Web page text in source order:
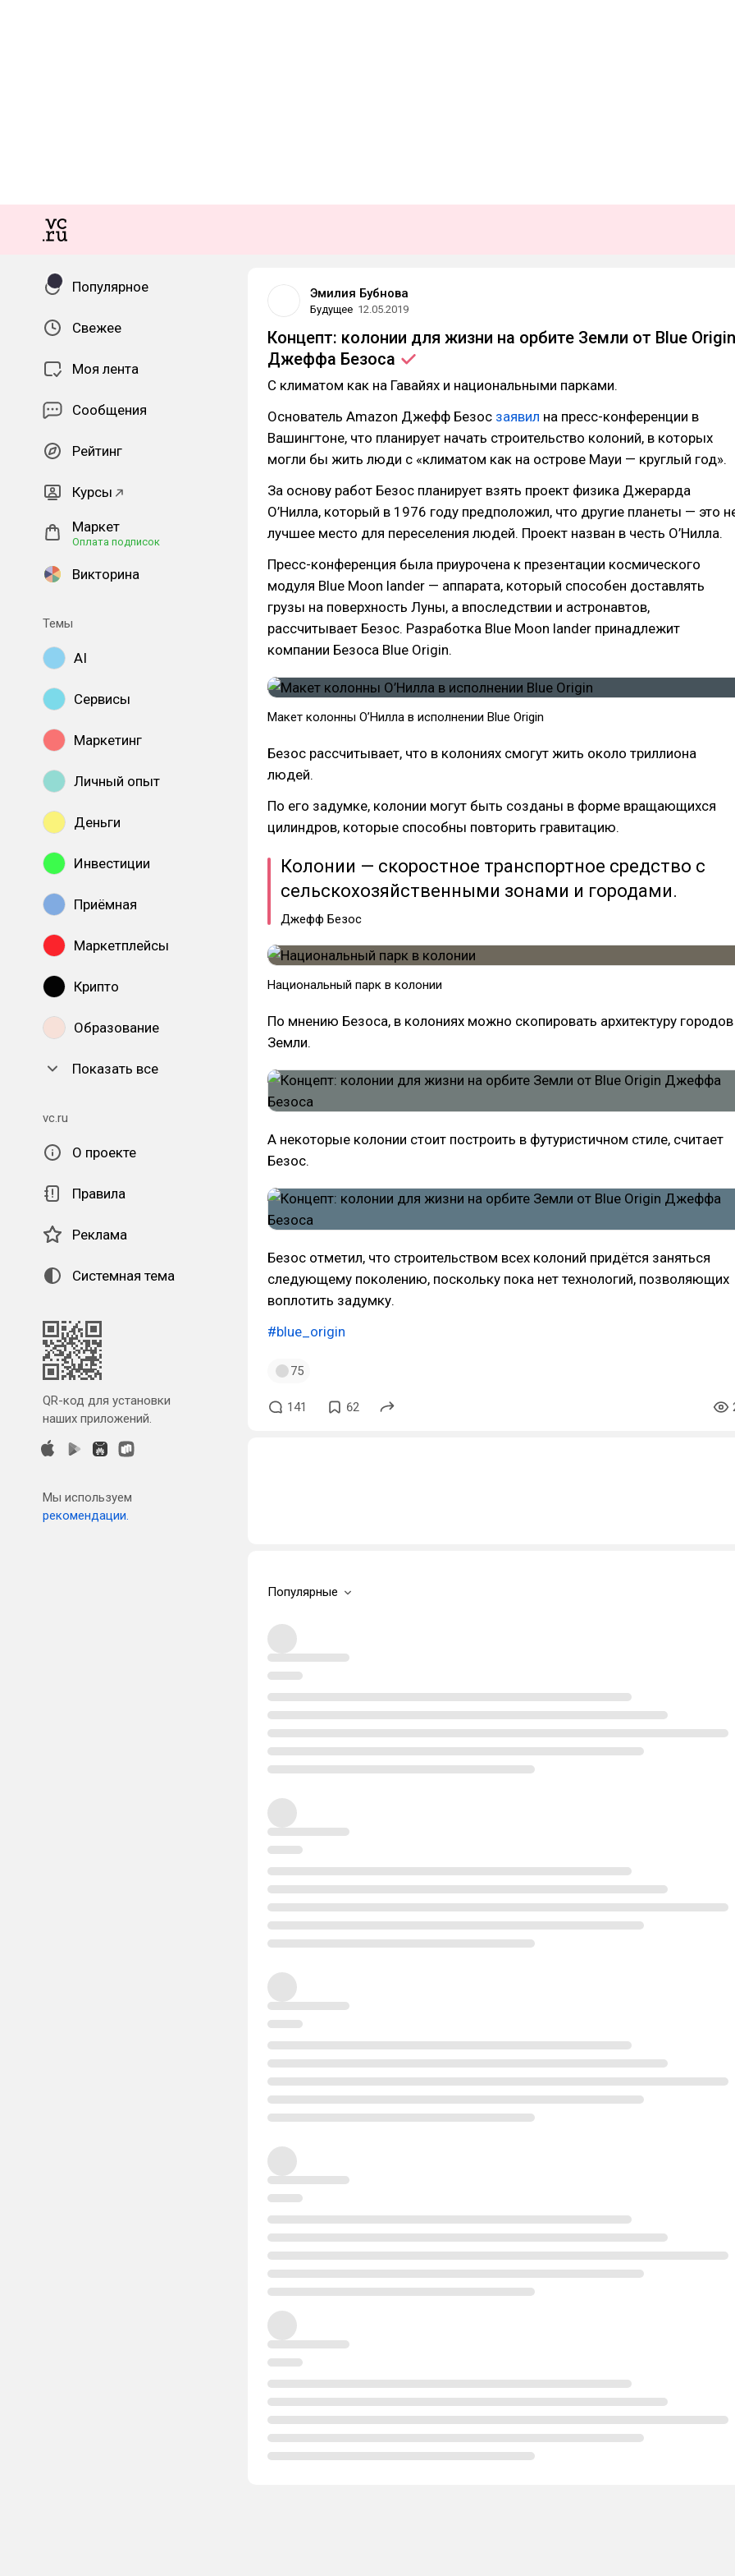
Популярное
Свежее
Моя лента
Сообщения
Рейтинг
Курсы
Маркет
Оплата подписок
Викторина
Темы
AI
Сервисы
Маркетинг
Личный опыт
Деньги
Инвестиции
Приёмная
Маркетплейсы
Крипто
Образование
Показать все
vc.ru
О проекте
Правила
Реклама
Системная тема
QR-код для установки
наших приложений.
Мы используем
рекомендации.
Эмилия Бубнова
Будущее 12.05.2019
Концепт: колонии для жизни на орбите Земли от Blue Origin
Джеффа Безоса
С климатом как на Гавайях и национальными парками.
Основатель Amazon Джефф Безос заявил на пресс-конференции в
Вашингтоне, что планирует начать строительство колоний, в которых
могли бы жить люди с «климатом как на острове Мауи — круглый год».
За основу работ Безос планирует взять проект физика Джерарда
О’Нилла, который в 1976 году предположил, что другие планеты — это
лучшее место для переселения людей. Проект назван в честь О’Нилла.
Пресс-конференция была приурочена к презентации космического
модуля Blue Moon lander — аппарата, который способен доставлять
грузы на поверхность Луны, а впоследствии и астронавтов,
рассчитывает Безос. Разработка Blue Moon lander принадлежит
компании Безоса Blue Origin.
Макет колонны О’Нилла в исполнении Blue Origin
Безос рассчитывает, что в колониях смогут жить около триллиона
людей.
По его задумке, колонии могут быть созданы в форме вращающихся
цилиндров, которые способны повторить гравитацию.
Колонии — скоростное транспортное средство с
сельскохозяйственными зонами и городами.
Джефф Безос
Национальный парк в колонии
По мнению Безоса, в колониях можно скопировать архитектуру городов
Земли.
А некоторые колонии стоит построить в футуристичном стиле, считает
Безос.
Безос отметил, что строительством всех колоний придётся заняться
следующему поколению, поскольку пока нет технологий, позволяющих
воплотить задумку.
#blue_origin
75
141 62
Популярные